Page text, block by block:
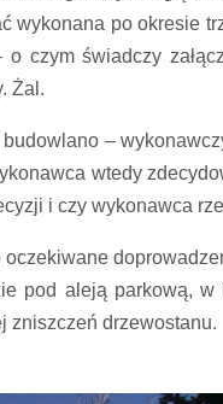
wykonana po okresie
czym świadczy
Żal.
–
wtedy
i czy wykonawca
pod aleją parkową, w
zniszczeń drzewostanu.